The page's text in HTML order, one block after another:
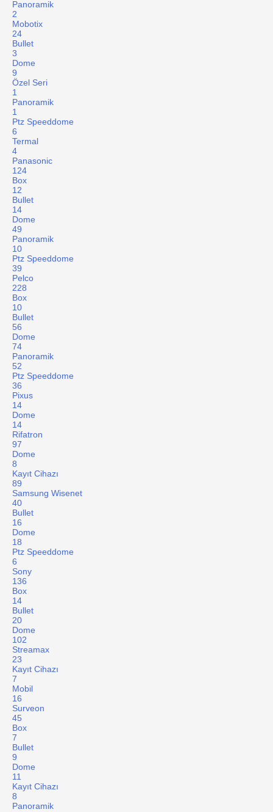
Panoramik
2
Mobotix
24
Bullet
3
Dome
9
Özel Seri
1
Panoramik
1
Ptz Speeddome
6
Termal
4
Panasonic
124
Box
12
Bullet
14
Dome
49
Panoramik
10
Ptz Speeddome
39
Pelco
228
Box
10
Bullet
56
Dome
74
Panoramik
52
Ptz Speeddome
36
Pixus
14
Dome
14
Rifatron
97
Dome
8
Kayıt Cihazı
89
Samsung Wisenet
40
Bullet
16
Dome
18
Ptz Speeddome
6
Sony
136
Box
14
Bullet
20
Dome
102
Streamax
23
Kayıt Cihazı
7
Mobil
16
Surveon
45
Box
7
Bullet
9
Dome
11
Kayıt Cihazı
8
Panoramik